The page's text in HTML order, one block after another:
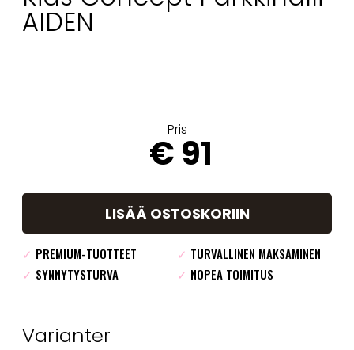
AIDEN
Pris
€ 91
LISÄÄ OSTOSKORIIN
✓ PREMIUM-TUOTTEET ✓ TURVALLINEN MAKSAMINEN
✓ SYNNYTYSTURVA ✓ NOPEA TOIMITUS
Varianter